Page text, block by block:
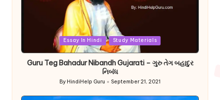
Essay In Hindi Study Materials
Guru Teg Bahadur Nibandh Gujarati – ગુરુ તેગ બહાદુર
નિબંધ
Posted
by
By HindiHelp Guru September 21, 2021